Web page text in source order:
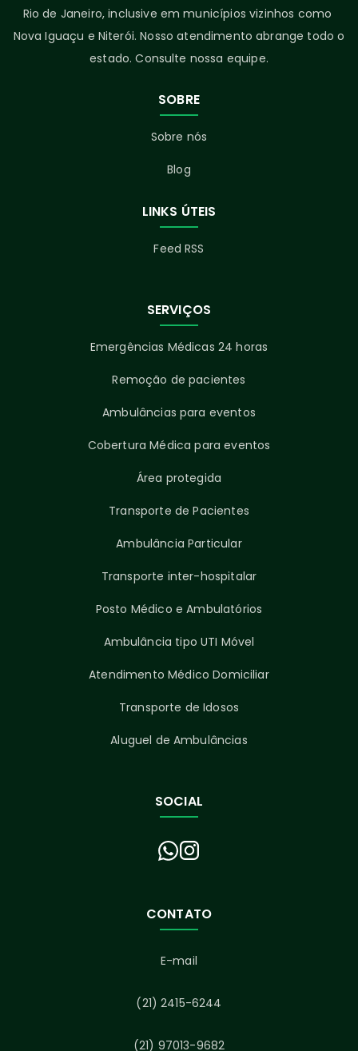
Rio de Janeiro, inclusive em municípios vizinhos como
Nova Iguaçu e Niterói. Nosso atendimento abrange todo o
estado. Consulte nossa equipe.
SOBRE
Sobre nós
Blog
LINKS ÚTEIS
Feed RSS
SERVIÇOS
Emergências Médicas 24 horas
Remoção de pacientes
Ambulâncias para eventos
Cobertura Médica para eventos
Área protegida
Transporte de Pacientes
Ambulância Particular
Transporte inter-hospitalar
Posto Médico e Ambulatórios
Ambulância tipo UTI Móvel
Atendimento Médico Domiciliar
Transporte de Idosos
Aluguel de Ambulâncias
SOCIAL
CONTATO
E-mail
(21) 2415-6244
(21) 97013-9682